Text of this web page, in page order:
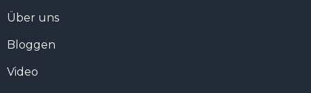
Über uns
Bloggen
Video